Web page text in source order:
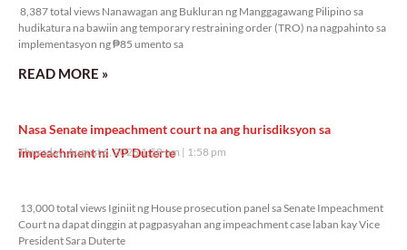
8,387 total views Nanawagan ang Bukluran ng Manggagawang Pilipino sa
hudikatura na bawiin ang temporary restraining order (TRO) na nagpahinto sa
implementasyon ng ₱85 umento sa
READ MORE »
Nasa Senate impeachment court na ang hurisdiksyon sa
impeachment ni VP Duterte
Thursday, August 6, 2026 1:58 pm 1:58 pm
13,000 total views Iginiit ng House prosecution panel sa Senate Impeachment
Court na dapat dinggin at pagpasyahan ang impeachment case laban kay Vice
President Sara Duterte